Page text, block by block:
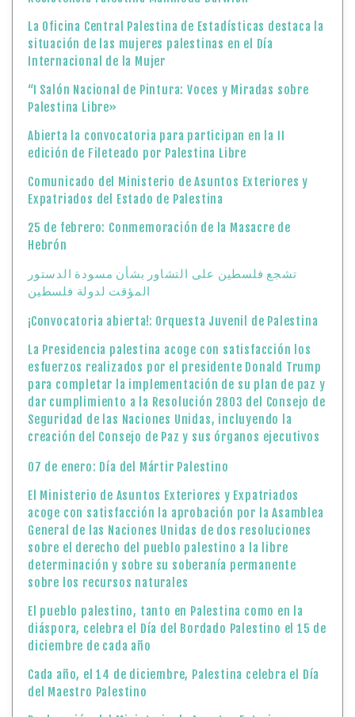
La Oficina Central Palestina de Estadísticas destaca la
situación de las mujeres palestinas en el Día
Internacional de la Mujer
“I Salón Nacional de Pintura: Voces y Miradas sobre
Palestina Libre»
Abierta la convocatoria para participan en la II
edición de Fileteado por Palestina Libre
Comunicado del Ministerio de Asuntos Exteriores y
Expatriados del Estado de Palestina
25 de febrero: Conmemoración de la Masacre de
Hebrón
تشجع فلسطين على التشاور بشأن مسودة الدستور
المؤقت لدولة فلسطين
¡Convocatoria abierta!: Orquesta Juvenil de Palestina
La Presidencia palestina acoge con satisfacción los
esfuerzos realizados por el presidente Donald Trump
para completar la implementación de su plan de paz y
dar cumplimiento a la Resolución 2803 del Consejo de
Seguridad de las Naciones Unidas, incluyendo la
creación del Consejo de Paz y sus órganos ejecutivos
07 de enero: Día del Mártir Palestino
El Ministerio de Asuntos Exteriores y Expatriados
acoge con satisfacción la aprobación por la Asamblea
General de las Naciones Unidas de dos resoluciones
sobre el derecho del pueblo palestino a la libre
determinación y sobre su soberanía permanente
sobre los recursos naturales
El pueblo palestino, tanto en Palestina como en la
diáspora, celebra el Día del Bordado Palestino el 15 de
diciembre de cada año
Cada año, el 14 de diciembre, Palestina celebra el Día
del Maestro Palestino